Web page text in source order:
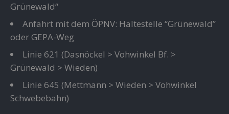
Grünewald“
Anfahrt mit dem ÖPNV: Haltestelle “Grünewald”
oder GEPA-Weg
Linie 621 (Dasnöckel > Vohwinkel Bf. >
Grünewald > Wieden)
Linie 645 (Mettmann > Wieden > Vohwinkel
Schwebebahn)